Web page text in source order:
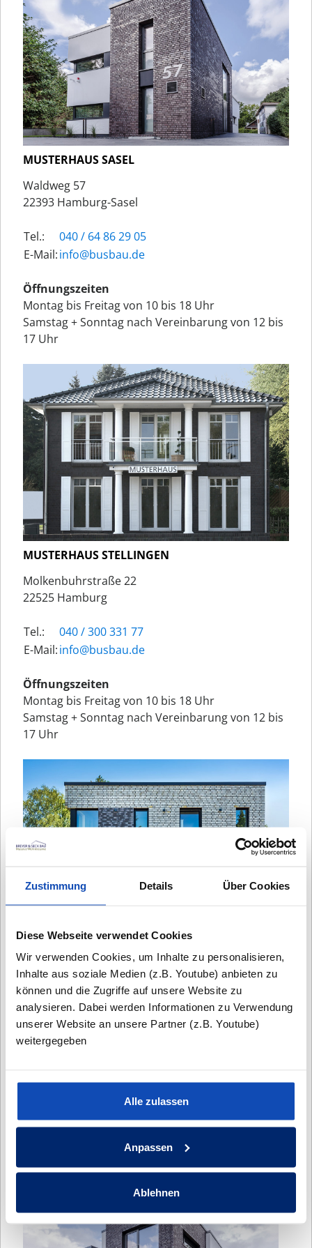
Zustimmung Details Über Cookies
Diese Webseite verwendet Cookies
Wir verwenden Cookies, um Inhalte zu personalisieren,
Inhalte aus soziale Medien (z.B. Youtube) anbieten zu
können und die Zugriffe auf unsere Website zu
analysieren. Dabei werden Informationen zu Verwendung
unserer Website an unsere Partner (z.B. Youtube)
weitergegeben
Alle zulassen
Anpassen
Ablehnen
MUSTERHAUS SASEL
Waldweg 57
22393 Hamburg-Sasel
Tel.:
040 / 64 86 29 05
E-Mail:ed.uabsub@ofni
Öffnungszeiten
Montag bis Freitag von 10 bis 18 Uhr
Samstag + Sonntag nach Vereinbarung von 12 bis
17 Uhr
MUSTERHAUS STELLINGEN
Molkenbuhrstraße 22
22525 Hamburg
Tel.:
040 / 300 331 77
E-Mail:ed.uabsub@ofni
Öffnungszeiten
Montag bis Freitag von 10 bis 18 Uhr
Samstag + Sonntag nach Vereinbarung von 12 bis
17 Uhr
ARCHITEKTURBÜRO SCHNELSEN
Herzog-Alf-Weg 39b
22457 Hamburg
Tel.:040 / 300 331 77